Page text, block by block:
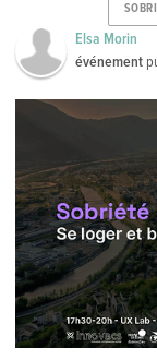
Elsa Morin
événement